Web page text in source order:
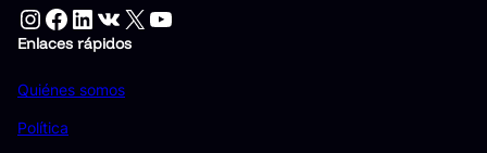
Instagram Facebook LinkedIn VK X YouTube
Enlaces rápidos
Quiénes somos
Política